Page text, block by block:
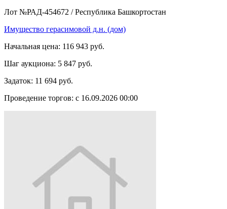
Лот №РАД-454672 / Республика Башкортостан
Имущество герасимовой д.н. (дом)
Начальная цена: 116 943 руб.
Шаг аукциона: 5 847 руб.
Задаток: 11 694 руб.
Проведение торгов: с 16.09.2026 00:00